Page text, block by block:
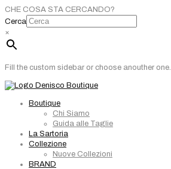
CHE COSA STA CERCANDO?
Cerca
×
Fill the custom sidebar or choose anouther one.
Boutique
Chi Siamo
Guida alle Taglie
La Sartoria
Collezione
Nuove Collezioni
BRAND